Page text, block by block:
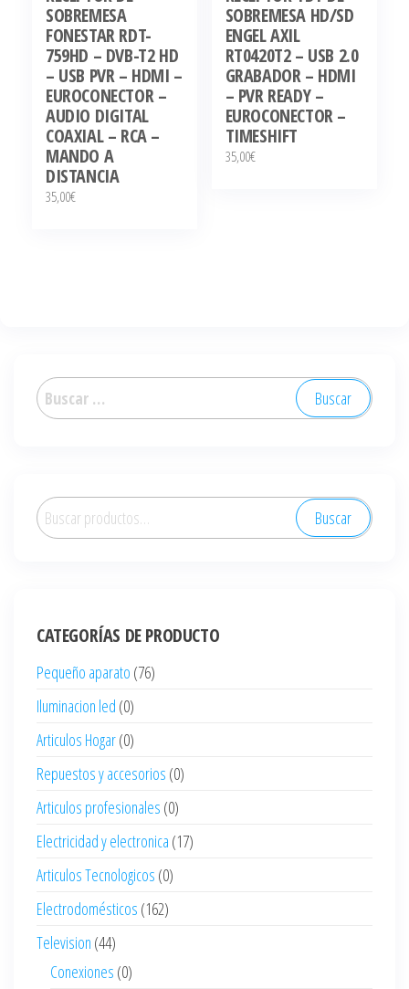
SOBREMESA
FONESTAR RDT-
759HD – DVB-T2 HD
– USB PVR – HDMI –
EUROCONECTOR –
AUDIO DIGITAL
COAXIAL – RCA –
MANDO A
DISTANCIA
35,00€
SOBREMESA HD/SD
ENGEL AXIL
RT0420T2 – USB 2.0
GRABADOR – HDMI
– PVR READY –
EUROCONECTOR –
TIMESHIFT
35,00€
Buscar:
Buscar
por:
Buscar
CATEGORÍAS DE PRODUCTO
Pequeño aparato (76)
Iluminacion led (0)
Articulos Hogar(0)
Repuestos y accesorios (0)
Articulos profesionales (0)
Electricidad y electronica (17)
Articulos Tecnologicos (0)
Electrodomésticos (162)
Television (44)
Conexiones (0)